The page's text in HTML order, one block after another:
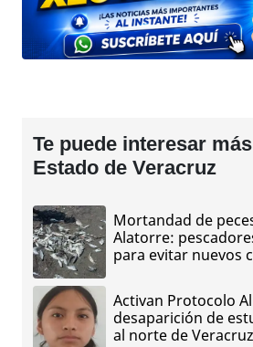
Te puede interesar
Estado de Veracruz
Mortandad de
Alatorre:
para evitar nuevos
Activan Protocolo
desaparición de
al norte de Veracruz